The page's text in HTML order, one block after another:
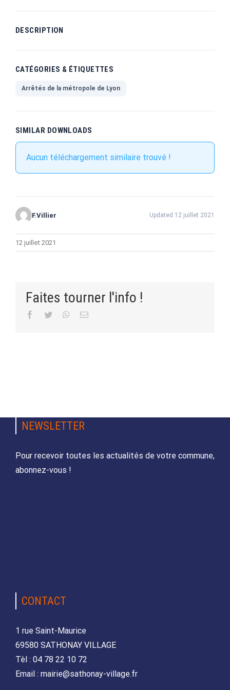
DESCRIPTION
CATÉGORIES & ÉTIQUETTES
Arrêtés de la métropole de Lyon
SIMILAR DOWNLOADS
Aucun téléchargement similaire trouvé !
F.Villier Updated 12 juillet 2021
12 juillet 2021
Faites tourner l'info !
Facebook
Twitter WhatsApp
Email
NEWSLETTER
Pour recevoir toutes les actualités de votre commune,
abonnez-vous !
CONTACT
1 rue Saint-Maurice
69580 SATHONAY VILLAGE
Tèl : 04 78 22 10 72
Email : mairie@sathonay-village.fr